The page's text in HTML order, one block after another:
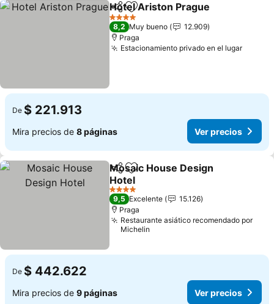
CompartirAgregar a favoritos
Hotel Ariston Prague
4 Estrellas
8,2 Muy bueno
12.909
Praga
Estacionamiento privado en el lugar
De $ 221.913
Mira precios de 8 páginas Ver precios
CompartirAgregar a favoritos
Mosaic House Design
Hotel
4 Estrellas
9,5 Excelente
15.126
Praga
Restaurante asiático recomendado por
Michelin
De $ 442.622
Mira precios de 9 páginas Ver precios